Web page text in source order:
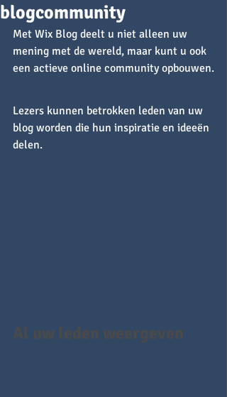
blogcommunity
Met Wix Blog deelt u niet alleen uw
mening met de wereld, maar kunt u ook
een actieve online community opbouwen.
Lezers kunnen betrokken leden van uw
blog worden die hun inspiratie en ideeën
delen.
Al uw leden weergeven